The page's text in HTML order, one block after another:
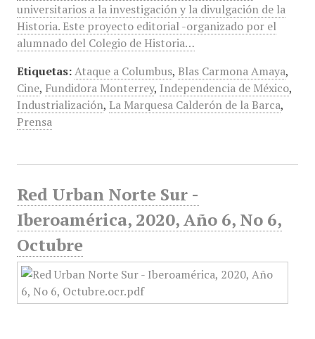
universitarios a la investigación y la divulgación de la
Historia. Este proyecto editorial -organizado por el
alumnado del Colegio de Historia…
Etiquetas: Ataque a Columbus, Blas Carmona Amaya,
Cine, Fundidora Monterrey, Independencia de México,
Industrialización, La Marquesa Calderón de la Barca,
Prensa
Red Urban Norte Sur -
Iberoamérica, 2020, Año 6, No 6,
Octubre